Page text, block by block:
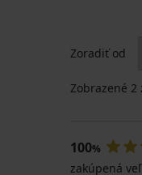
plaviek
Bralet
€
Spodný
dámskych
plaviek
13,80
€
plaviek
IVA
28,99
€
Zoradiť od
Zobrazené 2
100%
zakúpená